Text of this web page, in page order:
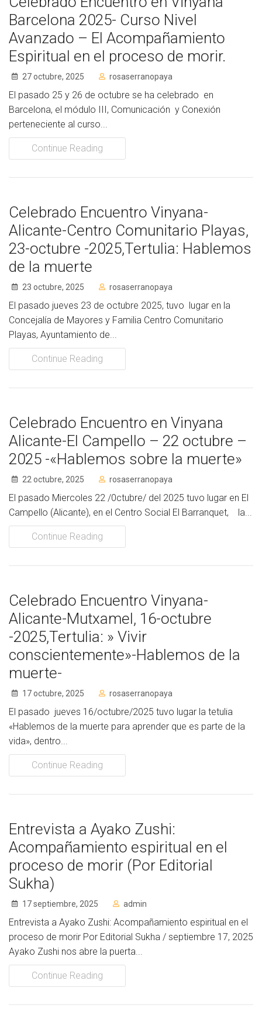
Barcelona 2025- Curso Nivel
Avanzado – El Acompañamiento
Espiritual en el proceso de morir.
27 octubre, 2025 rosaserranopaya
El pasado 25 y 26 de octubre se ha celebrado en
Barcelona, el módulo III, Comunicación y Conexión
perteneciente al curso...
Continue Reading
Celebrado Encuentro Vinyana-
Alicante-Centro Comunitario Playas,
23-octubre -2025,Tertulia: Hablemos
de la muerte
23 octubre, 2025 rosaserranopaya
El pasado jueves 23 de octubre 2025, tuvo lugar en la
Concejalía de Mayores y Familia Centro Comunitario
Playas, Ayuntamiento de...
Continue Reading
Celebrado Encuentro en Vinyana
Alicante-El Campello – 22 octubre –
2025 -«Hablemos sobre la muerte»
22 octubre, 2025 rosaserranopaya
El pasado Miercoles 22 /0ctubre/ del 2025 tuvo lugar en El
Campello (Alicante), en el Centro Social El Barranquet, la...
Continue Reading
Celebrado Encuentro Vinyana-
Alicante-Mutxamel, 16-octubre
-2025,Tertulia: » Vivir
conscientemente»-Hablemos de la
muerte-
17 octubre, 2025 rosaserranopaya
El pasado jueves 16/octubre/2025 tuvo lugar la tetulia
«Hablemos de la muerte para aprender que es parte de la
vida», dentro...
Continue Reading
Entrevista a Ayako Zushi:
Acompañamiento espiritual en el
proceso de morir (Por Editorial
Sukha)
17 septiembre, 2025 admin
Entrevista a Ayako Zushi: Acompañamiento espiritual en el
proceso de morir Por Editorial Sukha / septiembre 17, 2025
Ayako Zushi nos abre la puerta...
Continue Reading